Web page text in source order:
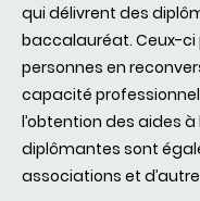
qui délivrent des
baccalauréat. Ceux-
personnes en
capacité
l’obtention des aides
diplômantes sont
associations et